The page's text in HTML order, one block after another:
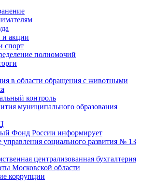
и акции
спорт
полномочий
в области обращения с животными
контроль
муниципального образования
Фонд России информирует
социального развития № 13
централизованная бухгалтерия
Московской области
коррупции